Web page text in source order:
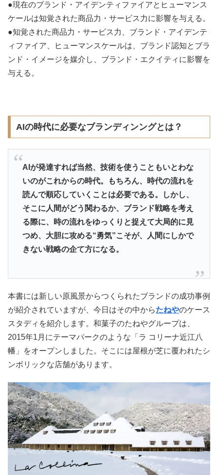
●現在のブランド・アイデンティファイアとヒューマンス
ケールは知覚された商品力・サービス力に影響を与える。
●知覚された商品力・サービス力、ブランド・アイデンテ
ィファイア、ヒューマンスケールは、ブランド認知とブラ
ンド・イメージを媒介し、ブランド・エクイティに影響を
与える。
AIの時代に必要なブランディンングとは？
AIが発達すれば当然、技術を使うこともいとわな
いのがこれからの時代。もちろん、時代の流れを
読んで順応していくことは必要である。しかし、
そこに人間がどう関わるか、ブランド戦略を考え
る際に、時の流れをゆっくりと捉えて大局的に見
つめ、大胆に攻める“勇気”こそが、人間にしかで
きない戦略の企て方になる。
本書には新しい原風景からつくられたブランドの成功事例
が紹介されていますが、今日はその中からたねやのケース
スタディを紹介します。和菓子のたねやグループは、
2015年1月にテーマパークのような「ラ コリーナ近江八
幡」をオープンしました。そこには屋根が芝に覆われたシ
ンボリックな店舗があります。